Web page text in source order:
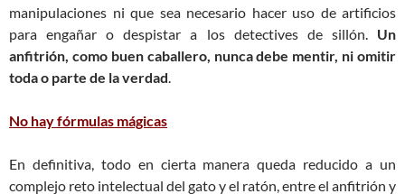
manipulaciones ni que sea necesario hacer uso de artificios
para engañar o despistar a los detectives de sillón. Un
anfitrión, como buen caballero, nunca debe mentir, ni omitir
toda o parte de la verdad.
No hay fórmulas mágicas
En definitiva, todo en cierta manera queda reducido a un
complejo reto intelectual del gato y el ratón, entre el anfitrión y